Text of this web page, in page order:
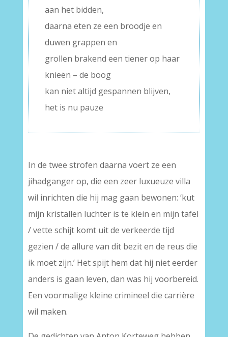
aan het bidden,
daarna eten ze een broodje en
duwen grappen en
grollen brakend een tiener op haar
knieën – de boog
kan niet altijd gespannen blijven,
het is nu pauze
In de twee strofen daarna voert ze een
jihadganger op, die een zeer luxueuze villa
wil inrichten die hij mag gaan bewonen: ‘kut
mijn kristallen luchter is te klein en mijn tafel
/ vette schijt komt uit de verkeerde tijd
gezien / de allure van dit bezit en de reus die
ik moet zijn.’ Het spijt hem dat hij niet eerder
anders is gaan leven, dan was hij voorbereid.
Een voormalige kleine crimineel die carrière
wil maken.